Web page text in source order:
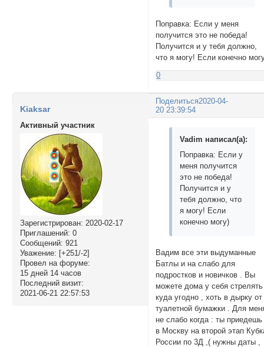
Поправка: Если у меня
получится это не победа!
Получится и у тебя должно,
что я могу! Если конечно
0
Поделиться2020-04-
20 23:39:54
Kiaksar
Активный участник
Зарегистрирован: 2020-02-17
Приглашений: 0
Сообщений: 921
Уважение: [+251/-2]
Провел на форуме:
15 дней 14 часов
Последний визит:
2021-06-21 22:57:53
Vadim написал(а):
Поправка: Если у
меня получится
это не победа!
Получится и у
тебя должно, что
я могу! Если
конечно могу)
Вадим все эти выдуманные
Батлы и на слабо для
подростков и новичков . Вы
можете дома у себя стрелять
куда угодно , хоть в дырку от
туалетной бумажки . Для
не слабо когда : ты приедешь
в Москву на второй этап
России по 3Д ,( нужны даты ,